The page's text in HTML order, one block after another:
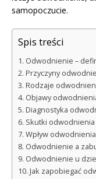
samopoczucie.
Spis treści
Odwodnienie –
Przyczyny
Rodzaje
Objawy
Diagnostyka
Skutki
Wpływ
Odwodnienie a
Odwodnienie u
Jak zapobiegać